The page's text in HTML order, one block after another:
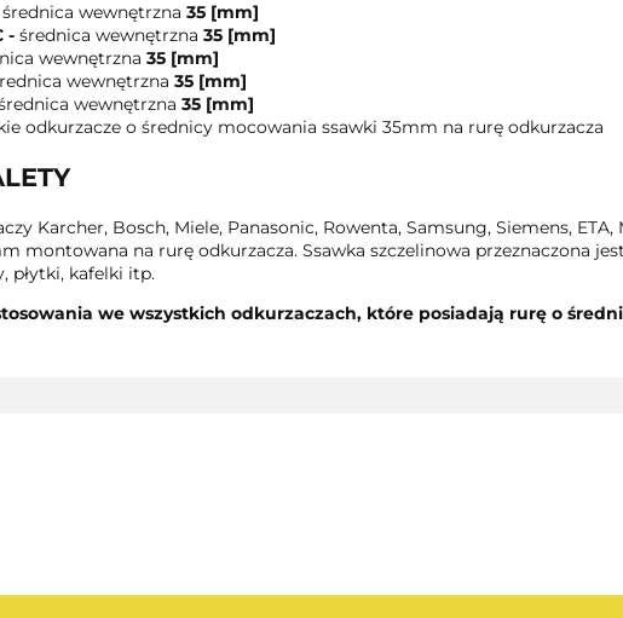
średnica wewnętrzna 35 [mm]
- średnica wewnętrzna 35 [mm]
wewnętrzna 35 [mm]
wewnętrzna 35 [mm]
wewnętrzna 35 [mm]
odkurzacze o średnicy mocowania ssawki 35mm na rurę odkurzacza
Karcher, Bosch, Miele, Panasonic, Rowenta, Samsung, Siemens,
montowana na rurę odkurzacza. Ssawka szczelinowa przeznaczona
płytki, kafelki itp.
we wszystkich odkurzaczach, które posiadają rurę o